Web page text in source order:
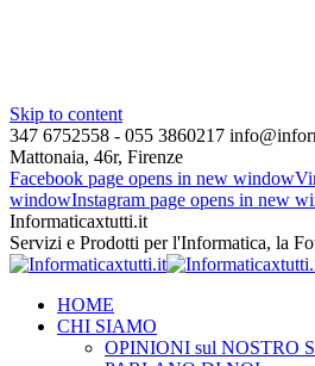
Skip to content
347 6752558 - 055 3860217
Mattonaia, 46r, Firenze
Facebook page opens in new window
windowInstagram page opens in new
Informaticaxtutti.it
Servizi e Prodotti per l'Informatica, la
HOME
CHI SIAMO
OPINIONI sul NOSTRO